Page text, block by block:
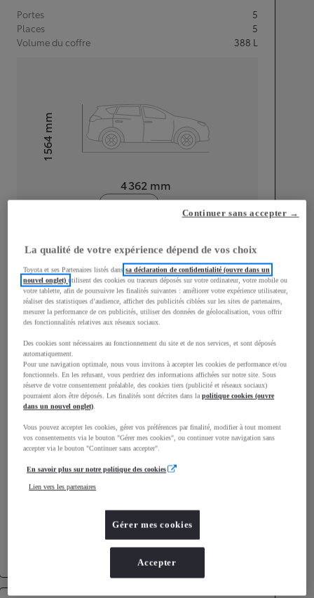
Portes
5
Places
5
Volume du coffre
388 L
4 362 mm
Hauteur1 564
mm
Largeur
1 832mm
Consommation mixte
Consommation mixte 4,7L/100 km
Émissions CO2
107g/km
Performances
Accélération 0-100km/h
Roues motrices avant
La qualité de votre expérience dépend de vos choix
Toyota et ses Partenaires listés danssa déclaration de confidentialité (ouvre dans un
nouvel onglet)utilisent des cookies ou traceurs déposés sur votre ordinateur, votre mobile ou
votre tablette, afin de poursuivre les finalités suivantes : améliorer votre expérience utilisateur,
réaliser des statistiques d’audience, afficher des publicités ciblées sur les sites de partenaires,
mesurer la performance de ces publicités, utiliser des données de géolocalisation, vous offrir
des fonctionnalités relatives aux réseaux sociaux.
Des cookies sont nécessaires au fonctionnement du site et de nos services, et sont déposés
automatiquement.
Pour une navigation optimale, nous vous invitons à accepter les cookies de performance et/ou
fonctionnels. En les refusant, vous perdriez des informations affichées sur notre site. Sous
réserve de votre consentement préalable, des cookies tiers (publicité et réseaux sociaux)
pourraient alors être déposés. Les finalités sont décrites dans lapolitique cookies (ouvre
dans un nouvel onglet).
Vous pouvez accepter les cookies, gérer vos préférences par finalité, modifier à tout moment
vos consentements via le bouton "Gérer mes cookies", ou continuer votre navigation sans
accepter via le bouton "Continuer sans accepter".
En savoir plus sur notre politique des cookies
Lien vers les partenaires
Gérer mes cookies
Continuer sans accepter →
Accepter